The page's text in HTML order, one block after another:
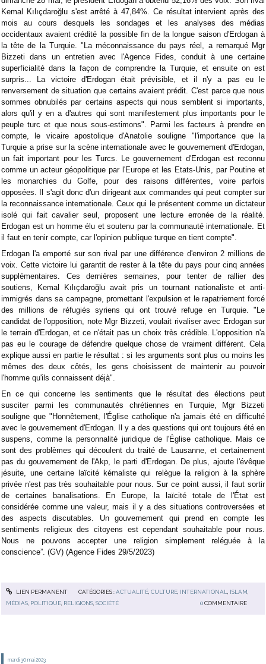
Kemal Kılıçdaroğlu s'est arrêté à 47,84%. Ce résultat intervient après des
mois au cours desquels les sondages et les analyses des médias
occidentaux avaient crédité la possible fin de la longue saison d'Erdogan à
la tête de la Turquie. "La méconnaissance du pays réel, a remarqué Mgr
Bizzeti dans un entretien avec l'Agence Fides, conduit à une certaine
superficialité dans la façon de comprendre la Turquie, et ensuite on est
surpris... La victoire d'Erdogan était prévisible, et il n'y a pas eu le
renversement de situation que certains avaient prédit. C'est parce que nous
sommes obnubilés par certains aspects qui nous semblent si importants,
alors qu'il y en a d'autres qui sont manifestement plus importants pour le
peuple turc et que nous sous-estimons". Parmi les facteurs à prendre en
compte, le vicaire apostolique d'Anatolie souligne "l'importance que la
Turquie a prise sur la scène internationale avec le gouvernement d'Erdogan,
un fait important pour les Turcs. Le gouvernement d'Erdogan est reconnu
comme un acteur géopolitique par l'Europe et les Etats-Unis, par Poutine et
les monarchies du Golfe, pour des raisons différentes, voire parfois
opposées. Il s'agit donc d'un dirigeant aux commandes qui peut compter sur
la reconnaissance internationale. Ceux qui le présentent comme un dictateur
isolé qui fait cavalier seul, proposent une lecture erronée de la réalité.
Erdogan est un homme élu et soutenu par la communauté internationale. Et
il faut en tenir compte, car l'opinion publique turque en tient compte".
Erdogan l'a emporté sur son rival par une différence d'environ 2 millions de
voix. Cette victoire lui garantit de rester à la tête du pays pour cinq années
supplémentaires. Ces dernières semaines, pour tenter de rallier des
soutiens, Kemal Kılıçdaroğlu avait pris un tournant nationaliste et anti-
immigrés dans sa campagne, promettant l'expulsion et le rapatriement forcé
des millions de réfugiés syriens qui ont trouvé refuge en Turquie. "Le
candidat de l'opposition, note Mgr Bizzeti, voulait rivaliser avec Erdogan sur
le terrain d'Erdogan, et ce n'était pas un choix très crédible. L'opposition n'a
pas eu le courage de défendre quelque chose de vraiment différent. Cela
explique aussi en partie le résultat : si les arguments sont plus ou moins les
mêmes des deux côtés, les gens choisissent de maintenir au pouvoir
l'homme qu'ils connaissent déjà".
En ce qui concerne les sentiments que le résultat des élections peut
susciter parmi les communautés chrétiennes en Turquie, Mgr Bizzeti
souligne que "Honnêtement, l'Église catholique n'a jamais été en difficulté
avec le gouvernement d'Erdogan. Il y a des questions qui ont toujours été en
suspens, comme la personnalité juridique de l'Église catholique. Mais ce
sont des problèmes qui découlent du traité de Lausanne, et certainement
pas du gouvernement de l'Akp, le parti d'Erdogan. De plus, ajoute l'évêque
jésuite, une certaine laïcité kémaliste qui relègue la religion à la sphère
privée n'est pas très souhaitable pour nous. Sur ce point aussi, il faut sortir
de certaines banalisations. En Europe, la laïcité totale de l'État est
considérée comme une valeur, mais il y a des situations controversées et
des aspects discutables. Un gouvernement qui prend en compte les
sentiments religieux des citoyens est cependant souhaitable pour nous.
Nous ne pouvons accepter une religion simplement reléguée à la
conscience”. (GV) (Agence Fides 29/5/2023)
LIEN PERMANENT CATÉGORIES :ACTUALITÉ, CULTURE, INTERNATIONAL, ISLAM,
MÉDIAS POLITIQUE RELIGIONS ,SOCIÉTÉ 0 COMMENTAIRE
mardi 30 mai 2023